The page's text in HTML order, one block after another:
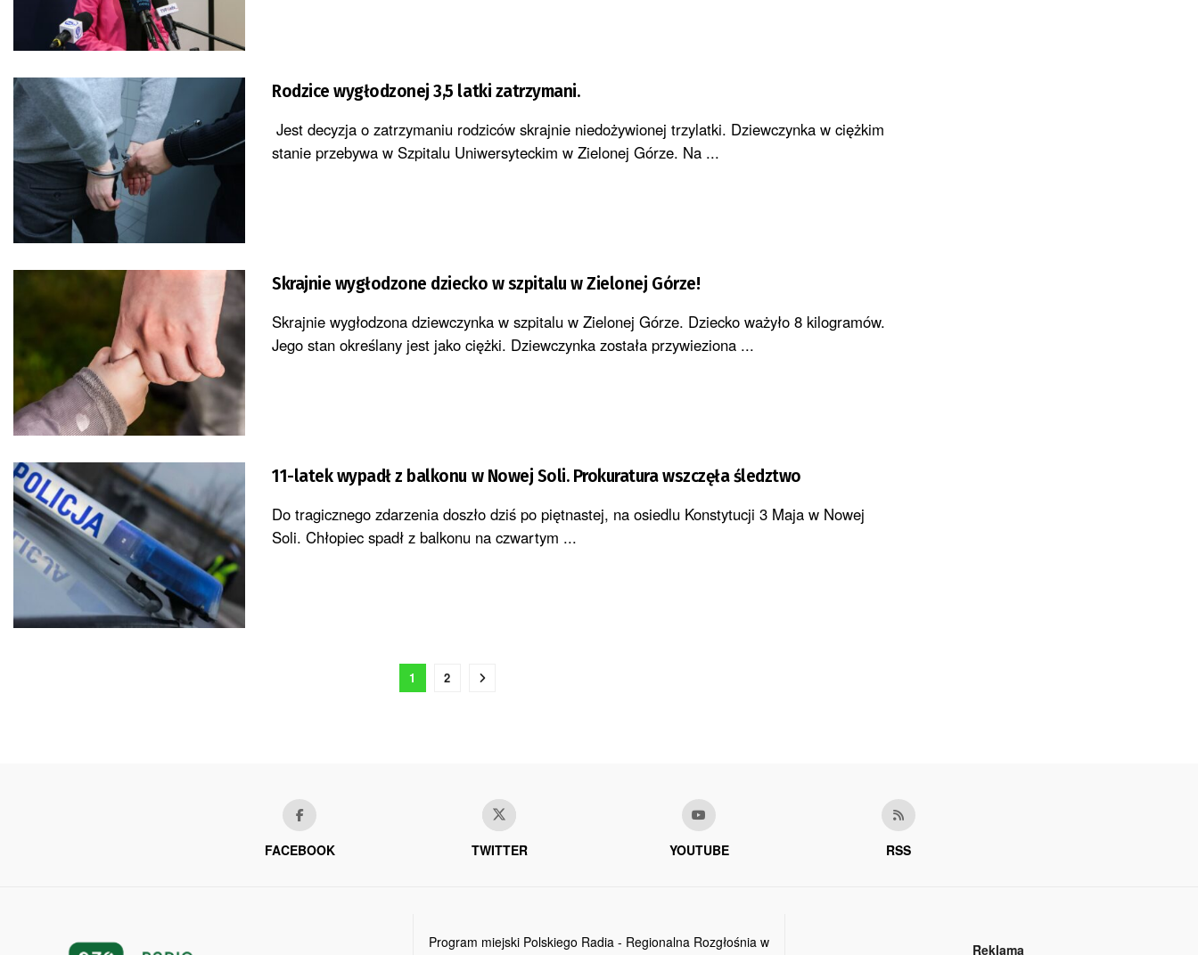
Rodzice wygłodzonej 3,5 latki zatrzymani.
Jest decyzja o zatrzymaniu rodziców skrajnie niedożywionej trzylatki. Dziewczynka w ciężkim
stanie przebywa w Szpitalu Uniwersyteckim w Zielonej Górze. Na ...
Skrajnie wygłodzone dziecko w szpitalu w Zielonej Górze!
Skrajnie wygłodzona dziewczynka w szpitalu w Zielonej Górze. Dziecko ważyło 8 kilogramów.
Jego stan określany jest jako ciężki. Dziewczynka została przywieziona ...
11-latek wypadł z balkonu w Nowej Soli. Prokuratura wszczęła śledztwo
Do tragicznego zdarzenia doszło dziś po piętnastej, na osiedlu Konstytucji 3 Maja w Nowej
Soli. Chłopiec spadł z balkonu na czwartym ...
1 2
FACEBOOK TWITTER YOUTUBE RSS
Program miejski Polskiego Radia - Regionalna Rozgłośnia w
Reklama